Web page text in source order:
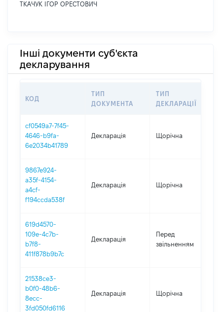
ТКАЧУК ІГОР ОРЕСТОВИЧ
Інші документи суб'єкта
декларування
КОД
ТИП
ДОКУМЕНТА
ТИП
ДЕКЛАРАЦІЇ
cf0549a7-7f45-
4646-b9fa-
6e2034b41789
Декларація Щорічна
9867e924-
a35f-4154-
a4cf-
f194ccda538f
Декларація Щорічна
619d4570-
109e-4c7b-
b7f8-
411f878b9b7c
Декларація
Перед
звільненням
21538ce3-
b0f0-48b6-
8ecc-
3fd050fd6116
Декларація Щорічна